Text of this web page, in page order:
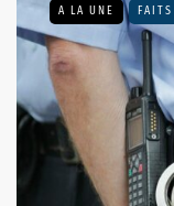
A LA UNE